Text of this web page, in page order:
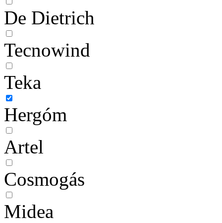
De Dietrich
Tecnowind
Teka
Hergóm
Artel
Cosmogás
Midea